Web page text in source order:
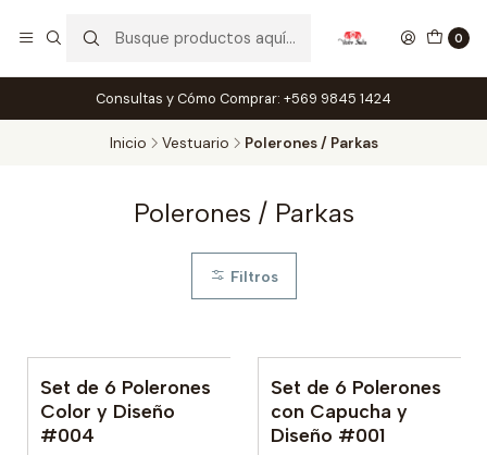
0
Consultas y Cómo Comprar: +569 9845 1424
Inicio Vestuario Polerones / Parkas
Polerones / Parkas
Filtros
Set de 6 Polerones
Color y Diseño
#004
Set de 6 Polerones
con Capucha y
Diseño #001